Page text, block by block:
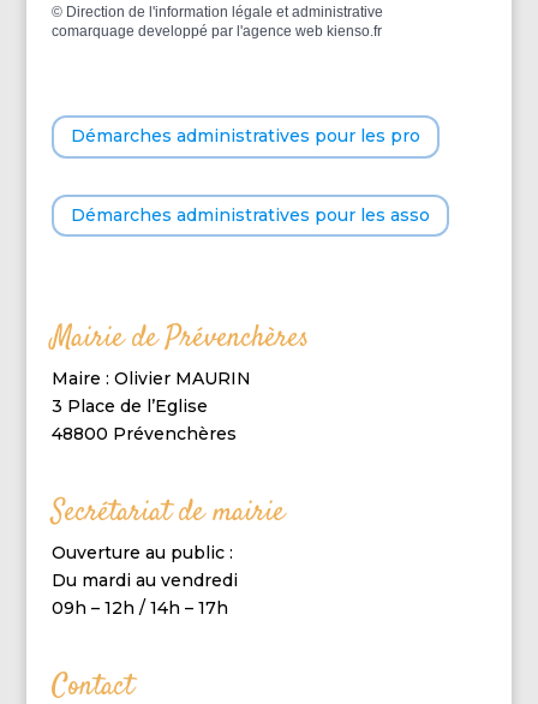
© Direction de l'information légale et administrative
comarquage developpé par l'agence web kienso.fr
Démarches administratives pour les pro
Démarches administratives pour les asso
Mairie de Prévenchères
Maire : Olivier MAURIN
3 Place de l’Eglise
48800 Prévenchères
Secrétariat de mairie
Ouverture au public :
Du mardi au vendredi
09h – 12h / 14h – 17h
Contact